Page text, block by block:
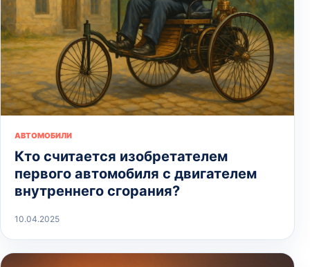
АВТОМОБИЛИ
Кто считается изобретателем
первого автомобиля с двигателем
внутреннего сгорания?
10.04.2025